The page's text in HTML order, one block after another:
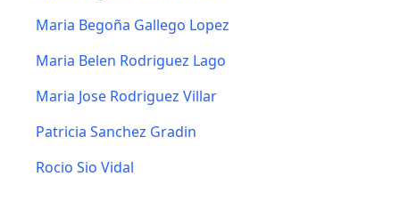
Maria Begoña Gallego Lopez
Maria Belen Rodriguez Lago
Maria Jose Rodriguez Villar
Patricia Sanchez Gradin
Rocio Sio Vidal